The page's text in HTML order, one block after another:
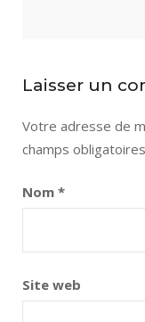
Laisser un
Votre adresse de
champs
Nom *
Site web